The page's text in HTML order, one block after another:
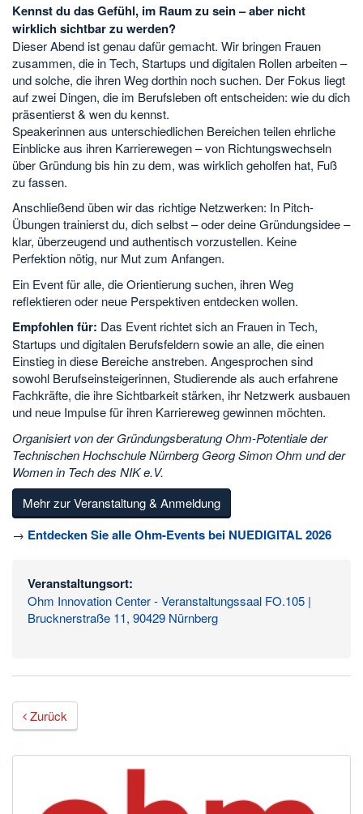
Kennst du das Gefühl, im Raum zu sein – aber nicht
wirklich sichtbar zu werden?
Dieser Abend ist genau dafür gemacht. Wir bringen Frauen
zusammen, die in Tech, Startups und digitalen Rollen arbeiten –
und solche, die ihren Weg dorthin noch suchen. Der Fokus liegt
auf zwei Dingen, die im Berufsleben oft entscheiden: wie du dich
präsentierst & wen du kennst.
Speakerinnen aus unterschiedlichen Bereichen teilen ehrliche
Einblicke aus ihren Karrierewegen – von Richtungswechseln
über Gründung bis hin zu dem, was wirklich geholfen hat, Fuß
zu fassen.
Anschließend üben wir das richtige Netzwerken: In Pitch-
Übungen trainierst du, dich selbst – oder deine Gründungsidee –
klar, überzeugend und authentisch vorzustellen. Keine
Perfektion nötig, nur Mut zum Anfangen.
Ein Event für alle, die Orientierung suchen, ihren Weg
reflektieren oder neue Perspektiven entdecken wollen.
Empfohlen für: Das Event richtet sich an Frauen in Tech,
Startups und digitalen Berufsfeldern sowie an alle, die einen
Einstieg in diese Bereiche anstreben. Angesprochen sind
sowohl Berufseinsteigerinnen, Studierende als auch erfahrene
Fachkräfte, die ihre Sichtbarkeit stärken, ihr Netzwerk ausbauen
und neue Impulse für ihren Karriereweg gewinnen möchten.
Organisiert von der Gründungsberatung Ohm-Potentiale der
Technischen Hochschule Nürnberg Georg Simon Ohm und der
Women in Tech des NIK e.V.
Mehr zur Veranstaltung & Anmeldung
→ Entdecken Sie alle Ohm-Events bei NUEDIGITAL 2026
Veranstaltungsort:
Ohm Innovation Center - Veranstaltungssaal FO.105 |
Brucknerstraße 11, 90429 Nürnberg
Zurück